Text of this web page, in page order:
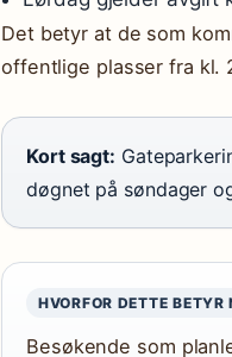
Det betyr at de som
offentlige plasser fra kl.
Kort sagt:
døgnet på søndager
HVORFOR DETTE BETYR
Besøkende som